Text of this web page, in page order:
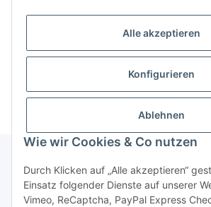
Alle akzeptieren
Konfigurieren
Ablehnen
Wie wir Cookies & Co nutzen
Durch Klicken auf „Alle akzeptieren“
Einsatz folgender Dienste auf unserer
Vimeo, ReCaptcha, PayPal Express
Zugbegrenzung
Preise nach Anmeldung
Preise
Informationen